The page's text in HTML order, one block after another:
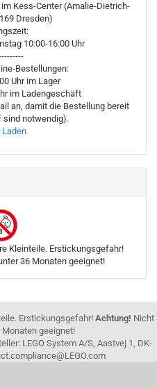
Kess-Center (Amalie-Dietrich-
Dresden)
10:00-16:00 Uhr
Bestellungen:
Uhr im Lager
im Ladengeschäft
an, damit die Bestellung bereit
sind notwendig).
Laden
Kleinteile. Erstickungsgefahr!
36 Monaten geeignet!
Erstickungsgefahr! Achtung! Nicht
geeignet!
LEGO System A/S, Aastvej 1, DK-